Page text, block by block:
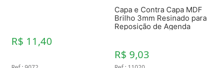
R$ 11,40
Capa e Contra Capa MDF
Brilho 3mm Resinado para
Reposição de Agenda
R$ 9,03